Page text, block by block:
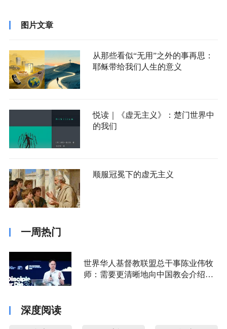
图片文章
从那些看似“无用”之外的事再思：
耶稣带给我们人生的意义
悦读｜《虚无主义》：楚门世界中
的我们
顺服冠冕下的虚无主义
一周热门
世界华人基督教联盟总干事陈业伟牧
师：需要更清晰地向中国教会介绍福
深度阅读